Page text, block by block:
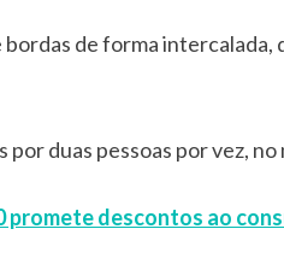
de forma
duas pessoas por vez, no
promete descontos ao